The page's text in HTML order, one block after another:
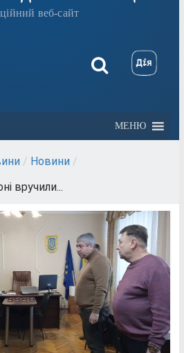
веб-сайт
МЕНЮ
/ Новини /
вручили...